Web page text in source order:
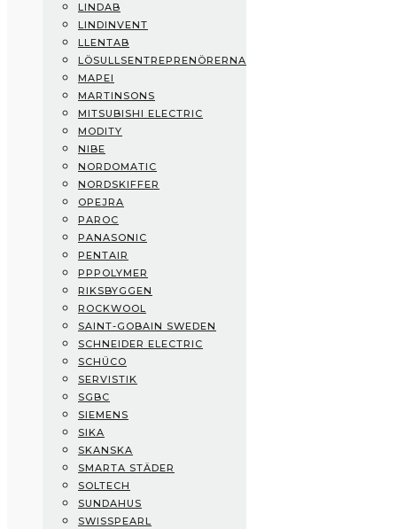
Leading Light
Lindab
Lindinvent
Llentab
Lösullsentreprenörerna
Mapei
Martinsons
Mitsubishi Electric
Modity
NIBE
Nordomatic
Nordskiffer
Opejra
Paroc
Panasonic
Pentair
PPPolymer
Riksbyggen
Rockwool
Saint-Gobain Sweden
Schneider Electric
Schüco
Servistik
SGBC
Siemens
Sika
Skanska
Smarta Städer
Soltech
SundaHus
LINDAB
LINDINVENT
LLENTAB
LÖSULLSENTREPRENÖRERNA
MAPEI
MARTINSONS
MITSUBISHI ELECTRIC
MODITY
NIBE
NORDOMATIC
NORDSKIFFER
OPEJRA
PAROC
PANASONIC
PENTAIR
PPPOLYMER
RIKSBYGGEN
ROCKWOOL
SAINT-GOBAIN SWEDEN
SCHNEIDER ELECTRIC
SCHÜCO
SERVISTIK
SGBC
SIEMENS
SIKA
SKANSKA
SMARTA STÄDER
SOLTECH
SUNDAHUS
SWISSPEARL